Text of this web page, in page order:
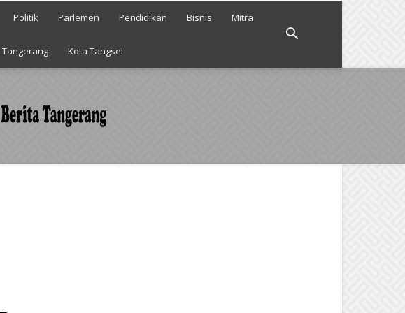
Politik Parlemen Pendidikan Bisnis Mitra
Kota Tangsel